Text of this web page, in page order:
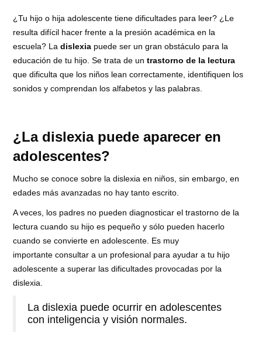
¿Tu hijo o hija adolescente tiene dificultades para leer? ¿Le
resulta difícil hacer frente a la presión académica en la
escuela? Ladislexia puede ser un gran obstáculo para la
educación de tu hijo. Se trata de untrastorno de la lectura
que dificulta que los niños lean correctamente, identifiquen los
sonidos y comprendan los alfabetos y las palabras.
¿La dislexia puede aparecer en
adolescentes?
Mucho se conoce sobre la dislexia en niños, sin embargo, en
edades más avanzadas no hay tanto escrito.
A veces, los padres no pueden diagnosticar el trastorno de la
lectura cuando su hijo es pequeño y sólo pueden hacerlo
cuando se convierte en adolescente. Es muy
importante consultar a un profesional para ayudar a tu hijo
adolescente a superar las dificultades provocadas por la
dislexia.
La dislexia puede ocurrir en adolescentes
con inteligencia y visión normales.